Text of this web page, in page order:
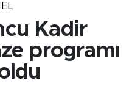
Kadir
programı